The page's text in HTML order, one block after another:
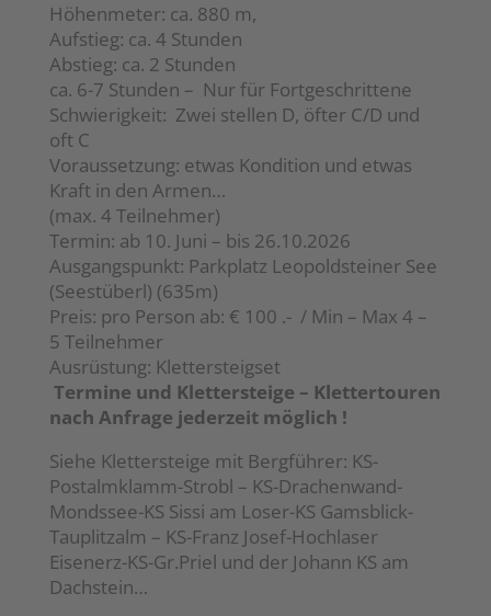
Höhenmeter: ca. 880 m,
Aufstieg: ca. 4 Stunden
Abstieg: ca. 2 Stunden
ca. 6-7 Stunden – Nur für Fortgeschrittene
Schwierigkeit: Zwei stellen D, öfter C/D und
oft C
Voraussetzung: etwas Kondition und etwas
Kraft in den Armen…
(max. 4 Teilnehmer)
Termin: ab 10. Juni – bis 26.10.2026
Ausgangspunkt: Parkplatz Leopoldsteiner See
(Seestüberl) (635m)
Preis: pro Person ab: € 100 .- / Min – Max 4 –
5 Teilnehmer
Ausrüstung: Klettersteigset
Termine und Klettersteige – Klettertouren
nach Anfrage jederzeit möglich !
Siehe Klettersteige mit Bergführer: KS-
Postalmklamm-Strobl – KS-Drachenwand-
Mondssee-KS Sissi am Loser-KS Gamsblick-
Tauplitzalm – KS-Franz Josef-Hochlaser
Eisenerz-KS-Gr.Priel und der Johann KS am
Dachstein…